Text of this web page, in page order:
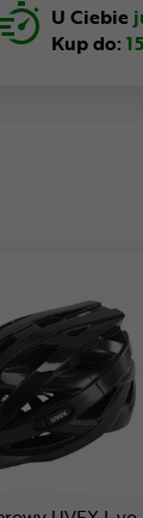
U Ciebie
Kup do: